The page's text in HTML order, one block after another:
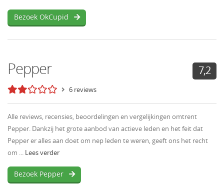
Bezoek OkCupid
Pepper 7,2
6 reviews
Alle reviews, recensies, beoordelingen en vergelijkingen omtrent
Pepper. Dankzij het grote aanbod van actieve leden en het feit dat
Pepper er alles aan doet om nep leden te weren, geeft ons het recht
om ... Lees verder
Bezoek Pepper